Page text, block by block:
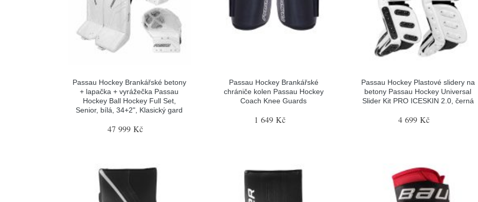
Passau Hockey Brankářské betony
+ lapačka + vyrážečka Passau
Hockey Ball Hockey Full Set,
Senior, bílá, 34+2", Klasický gard
47 999 Kč
Passau Hockey Brankářské
chrániče kolen Passau Hockey
Coach Knee Guards
1 649 Kč
Passau Hockey Plastové slidery na
betony Passau Hockey Universal
Slider Kit PRO ICESKIN 2.0, černá
4 699 Kč